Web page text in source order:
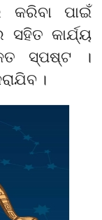
କରିବା ପାଇଁ
କାର୍ଯ୍ୟ
ସ୍ପଷ୍ଟ ।
।